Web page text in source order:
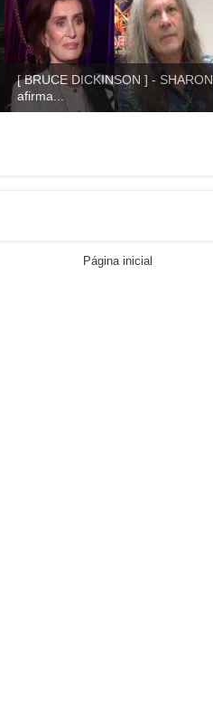
[ BRUCE DICKINSON ] - SHARON
afirma...
Página inicial